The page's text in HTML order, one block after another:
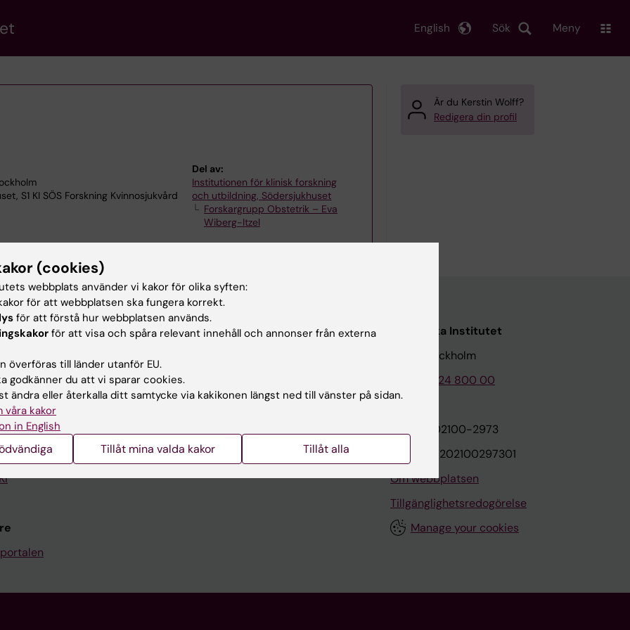
Sök
English Meny
S1 KI SÖS Forskning Kvinnosjukvård
Del av:
Institutionen för klinisk forskning
och utbildning, Södersjukhuset
Forskargrupp Obstetrik – Eva
Wiberg-Itzel
Är du Kerstin Wolff?
Redigera din profil
Kontakta och besök KI
Stöd forskning och utbildning
Kontakta presstjänsten
Karolinska Institutet
171 77 Stockholm
Tel: 08-524 800 00
Org.nr: 202100-2973
VAT.nr: SE202100297301
Om webbplatsen
Tillgänglighetsredogörelse
Manage your cookies
(cookies)
webbplats använder vi kakor för olika syften:
för att webbplatsen ska fungera korrekt.
för att förstå hur webbplatsen används.
för att visa och spåra relevant innehåll och annonser från externa
överföras till länder utanför EU.
godkänner du att vi sparar cookies.
ändra eller återkalla ditt samtycke via kakikonen längst ned till vänster på sidan.
våra kakor
in English
Tillåt mina valda kakor Tillåt alla